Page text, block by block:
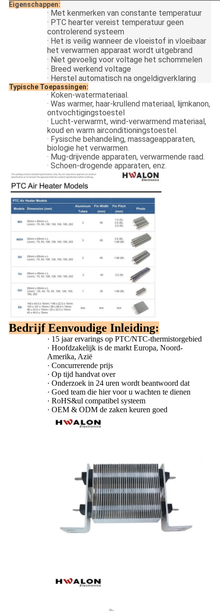
Eigenschappen:
· Met kenmerken van constante temperatuur
· PTC hearter vereist temperatuur geen
controlerend systeem
· Het is veilig wanneer de vloeistof in vloeibaar
het verwarmen apparaat wordt uitgebrand
· Niet gevoelig voor voltage het schommelen
· Breed werkend voltage
· Herstel automatisch na ongeldigverklaring
Typische Toepassingen:
· Koken-watermateriaal.
· Was warmer, haar-krullend materiaal, lijmkanon,
ontvochtigingstoestel
· Lucht-verwarmt, wind-verwarmend materiaal,
koud en warm airconditioningstoestel.
· Fysische behandeling, massageapparaten,
biologie het verwarmen.
· Mug-drijvende apparaten, verwarmende raad.
· Schoen-drogende apparaten, enz.
Bedrijf Eenvoudige Inleiding:
· 15 jaar ervarings op PTC/NTC-thermistorgebied
· Hoofdzakelijk is de markt Europa, Noord-
Amerika, Azië
· Concurrerende prijs
· Op tijd handvat over
· Onderzoek in 24 uren wordt beantwoord dat
· Goed team die hier voor u wachten te dienen
· RoHS&ul compatibel systeem
· OEM & ODM de zaken keuren goed